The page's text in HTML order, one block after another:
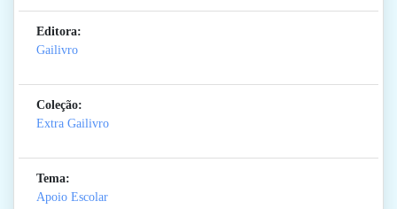
Editora:
Gailivro
Coleção:
Extra Gailivro
Tema:
Apoio Escolar